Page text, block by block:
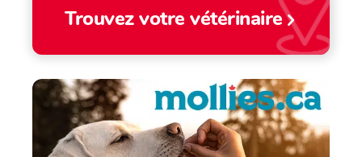
Trouvez votre vétérinaire